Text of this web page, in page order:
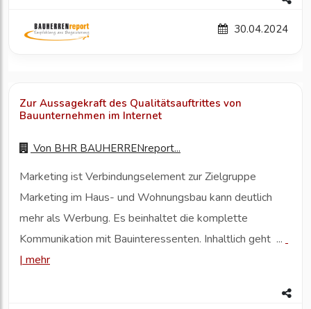
30.04.2024
Zur Aussagekraft des Qualitätsauftrittes von
Bauunternehmen im Internet
Von BHR BAUHERRENreport...
Marketing ist Verbindungselement zur Zielgruppe
Marketing im Haus- und Wohnungsbau kann deutlich
mehr als Werbung. Es beinhaltet die komplette
Kommunikation mit Bauinteressenten. Inhaltlich geht ...
| mehr